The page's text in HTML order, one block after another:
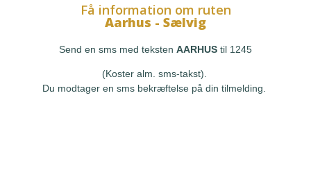
Få information om ruten
Aarhus - Sælvig
Send en sms med teksten AARHUS til 1245
(Koster alm. sms-takst).
Du modtager en sms bekræftelse på din tilmelding.